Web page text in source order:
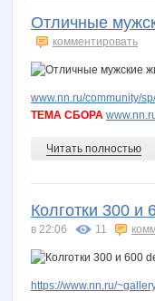
Отличные
комментировать
www.nn.ru/community/
ТЕМА СБОРА
Читать полностью
Колготки 300
в 22:06 11
https://www.nn.ru/